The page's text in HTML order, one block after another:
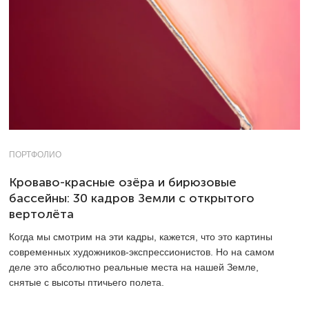
ПОРТФОЛИО
Кроваво-красные озёра и бирюзовые
бассейны: 30 кадров Земли с открытого
вертолёта
Когда мы смотрим на эти кадры, кажется, что это картины
современных художников-экспрессионистов. Но на самом
деле это абсолютно реальные места на нашей Земле,
снятые с высоты птичьего полета.